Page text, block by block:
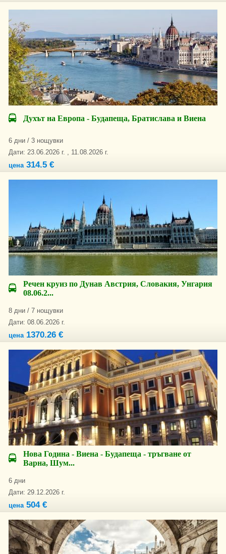
Духът на Европа - Будапеща, Братислава и Виена
6 дни / 3 нощувки
Дати: 23.06.2026 г. , 11.08.2026 г.
цена314.5 €
Речен круиз по Дунав Австрия, Словакия, Унгария
08.06.2...
8 дни / 7 нощувки
Дати: 08.06.2026 г.
цена1370.26 €
Нова Година - Виена - Будапеща - тръгване от
Варна, Шум...
6 дни
Дати: 29.12.2026 г.
цена504 €